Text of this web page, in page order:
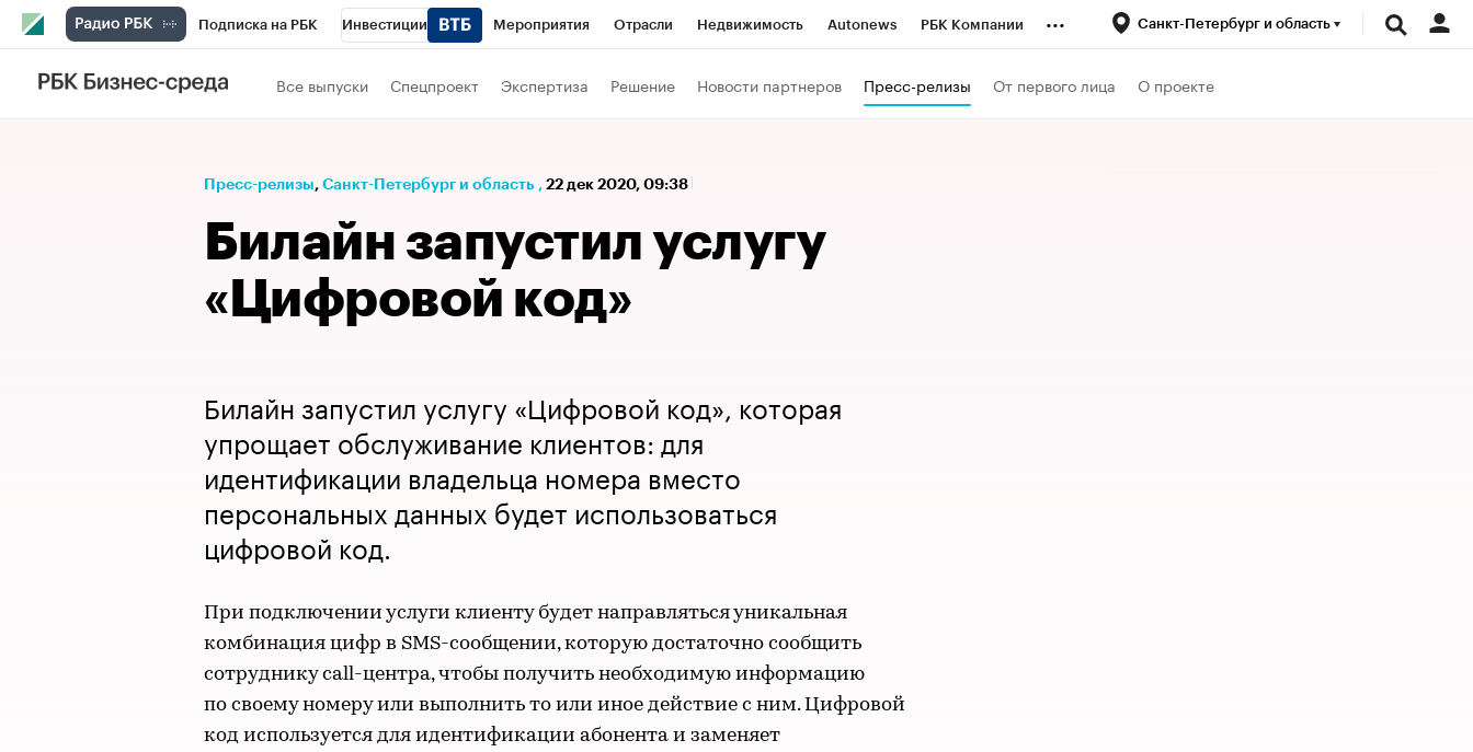
Подписка на РБК Инвестиции Мероприятия Отрасли Недвижимость Autonews РБК Компании
Телеканал
Спецпроекты Проверка контрагентов
... Санкт-Петербург и область
Все выпуски Спецпроект Экспертиза Решение Новости партнеров Пресс-релизы От первого лица О проекте
Пресс-релизы⁠, Санкт-Петербург и область , 22 дек 2020, 09:38
Билайн запустил услугу
«Цифровой код»
Билайн запустил услугу «Цифровой код», которая
упрощает обслуживание клиентов: для
идентификации владельца номера вместо
персональных данных будет использоваться
цифровой код.
При подключении услуги клиенту будет направляться уникальная
комбинация цифр в SMS-сообщении, которую достаточно сообщить
сотруднику call-центра, чтобы получить необходимую информацию
по своему номеру или выполнить то или иное действие с ним. Цифровой
код используется для идентификации абонента и заменяет